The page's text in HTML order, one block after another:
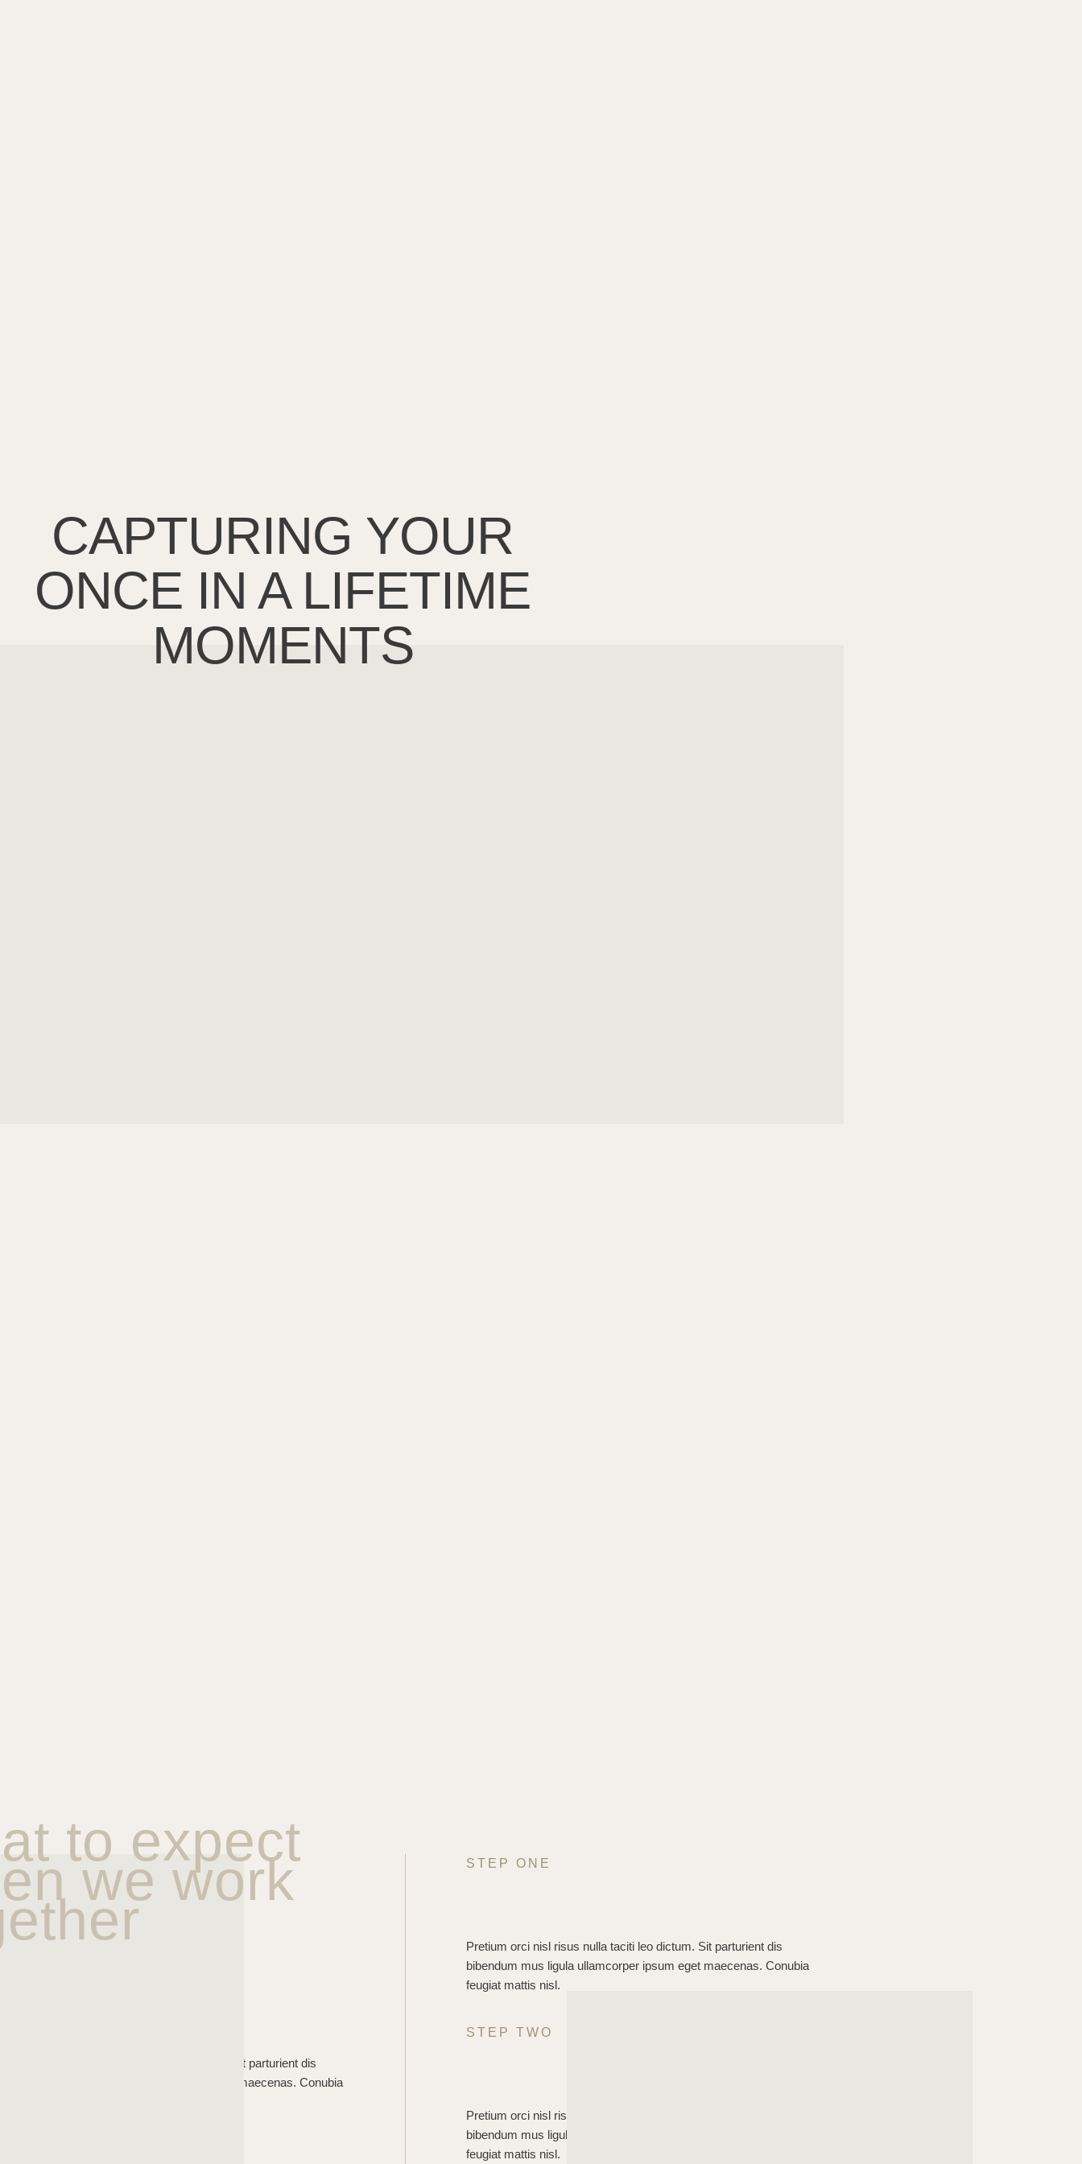
CAPTURING YOUR
ONCE IN A LIFETIME
MOMENTS
to expect
we work
Pretium orci nisl risus nulla taciti leo dictum. Sit parturient dis
bibendum mus ligula ullamcorper ipsum eget maecenas. Conubia
STEP ONE
Pretium orci nisl risus nulla taciti leo dictum. Sit parturient dis
bibendum mus ligula ullamcorper ipsum eget maecenas. Conubia
feugiat mattis nisl.
STEP TWO
Pretium orci nisl risus nulla taciti leo dictum. Sit parturient dis
bibendum mus ligula ullamcorper ipsum eget maecenas. Conubia
feugiat mattis nisl.